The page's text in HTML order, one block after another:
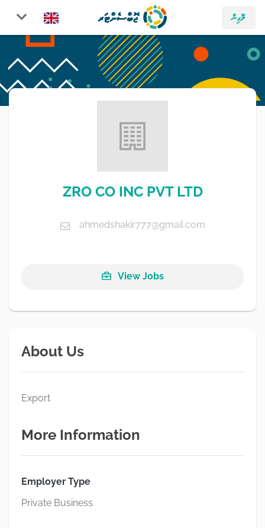
ލޮގިން
ZRO CO INC PVT LTD
ahmedshakir777@gmail.com
View Jobs
About Us
Export
More Information
Employer Type
Private Business